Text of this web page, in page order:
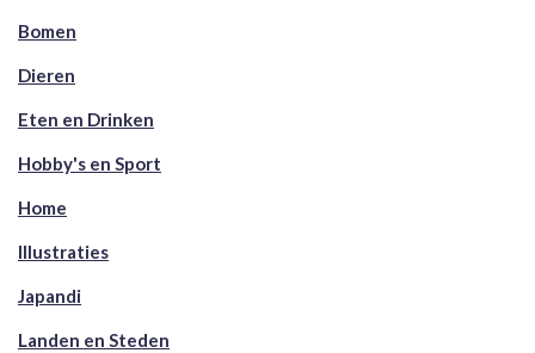
Bomen
Dieren
Eten en Drinken
Hobby's en Sport
Home
Illustraties
Japandi
Landen en Steden